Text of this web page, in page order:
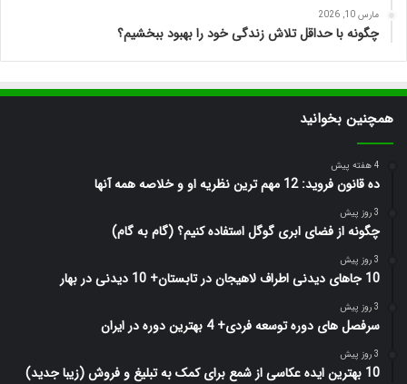
مارس 10, 2026
چگونه با حداقل تلاش زندگی خود را بهبود ببخشیم؟
همچنین بخوانید
4 هفته پیش
ده قانون فروید: 12 مهم ترین نظریه او و خلاصه همه آنها
3 روز پیش
چگونه از فضای ابری گوگل استفاده کنیم؟ (گام به گام)
3 روز پیش
10 جاهای دیدنی اطراف لاهیجان در تابستان+ 10 دیدنی در بهار
3 روز پیش
سرفصل های دوره توسعه فردی+ 4 بهترین دوره در ایران
3 روز پیش
10 بهترین ایده عکاسی از شمع برای کمک به تبلیغ و فروش (زیبا جدید)